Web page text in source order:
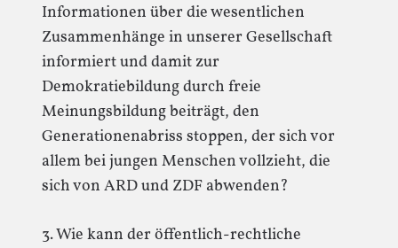
Informationen über die wesentlichen
Zusammenhänge in unserer Gesellschaft
informiert und damit zur
Demokratiebildung durch freie
Meinungsbildung beiträgt, den
Generationenabriss stoppen, der sich vor
allem bei jungen Menschen vollzieht, die
sich von ARD und ZDF abwenden?
3. Wie kann der öffentlich-rechtliche